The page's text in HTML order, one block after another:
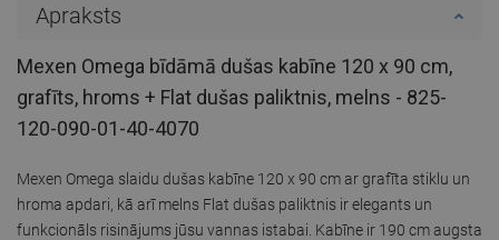
Apraksts
Mexen Omega bīdāmā dušas kabīne 120 x 90 cm,
grafīts, hroms + Flat dušas paliktnis, melns - 825-
120-090-01-40-4070
Mexen Omega slaidu dušas kabīne 120 x 90 cm ar grafīta stiklu un
hroma apdari, kā arī melns Flat dušas paliktnis ir elegants un
funkcionāls risinājums jūsu vannas istabai. Kabīne ir 190 cm augsta